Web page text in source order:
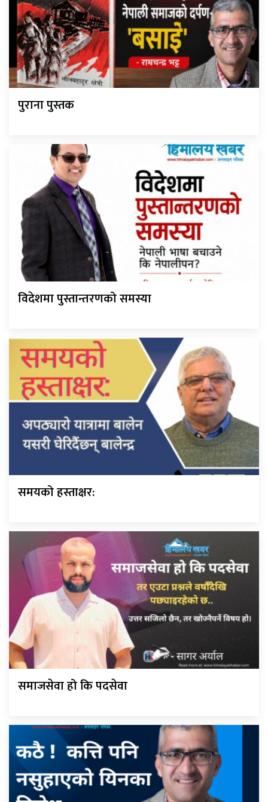
पुराना पुस्तक
विदेशमा पुस्तान्तरणको समस्या
समयको हस्ताक्षर:
समाजसेवा हो कि पदसेवा